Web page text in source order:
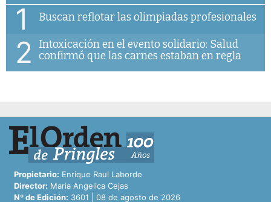
1 Buscan reflotar las olimpiadas profesionales
2
Intoxicación en el evento solidario: Salud
confirmó que las carnes estaban en regla
Propietario: Enrique Raul Laborde
Director: Maria Angelica Cejas
Nº de Edición: 3601 | 08 de agosto de 2026